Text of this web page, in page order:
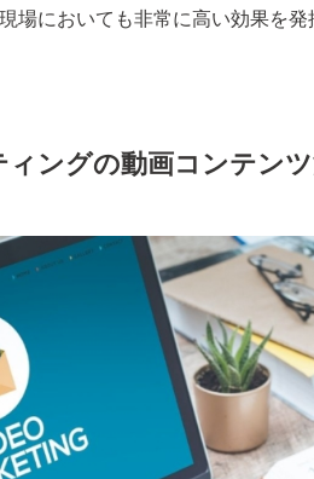
場においても非常に高い効果を発
ングの動画コンテン